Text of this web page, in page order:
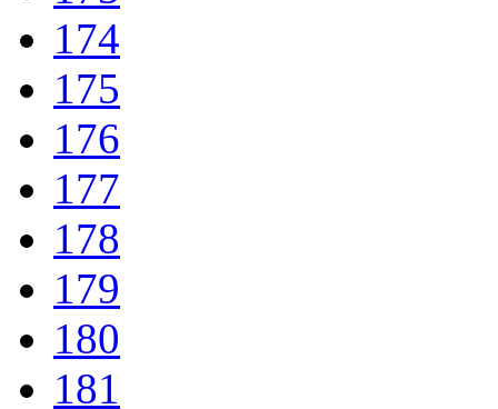
174
175
176
177
178
179
180
181